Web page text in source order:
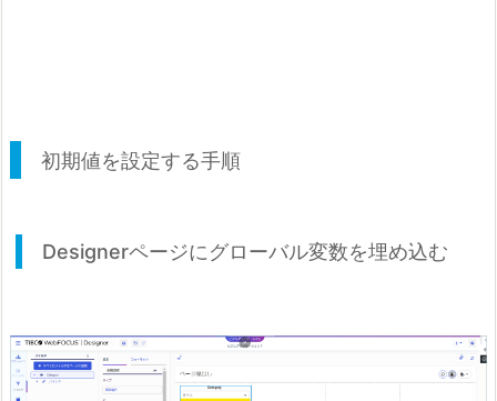
初期値を設定する手順
Designerページにグローバル変数を埋め込む